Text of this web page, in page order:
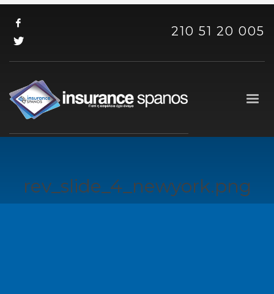
210 51 20 005
rev_slide_4_newyork.png